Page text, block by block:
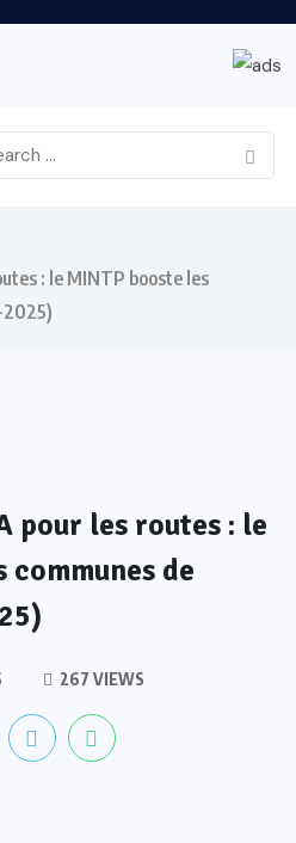
: le MINTP booste les
2025)
pour les routes : le
communes de
267 VIEWS